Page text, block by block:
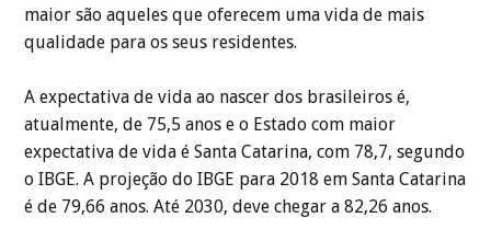
maior são aqueles que oferecem uma vida de mais
qualidade para os seus residentes.
A expectativa de vida ao nascer dos brasileiros é,
atualmente, de 75,5 anos e o Estado com maior
expectativa de vida é Santa Catarina, com 78,7, segundo
o IBGE. A projeção do IBGE para 2018 em Santa Catarina
é de 79,66 anos. Até 2030, deve chegar a 82,26 anos.